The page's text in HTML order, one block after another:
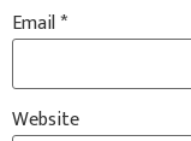
Email*
Website